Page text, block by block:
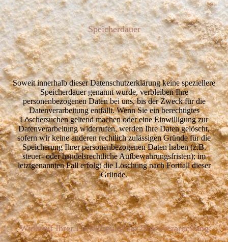
Speicherdauer
Soweit innerhalb dieser Datenschutzerklärung keine speziellere
Speicherdauer genannt wurde, verbleiben Ihre
personenbezogenen Daten bei uns, bis der Zweck für die
Datenverarbeitung entfällt. Wenn Sie ein berechtigtes
Löschersuchen geltend machen oder eine Einwilligung zur
Datenverarbeitung widerrufen, werden Ihre Daten gelöscht,
sofern wir keine anderen rechtlich zulässigen Gründe für die
Speicherung Ihrer personenbezogenen Daten haben (z.B.
steuer- oder handelsrechtliche Aufbewahrungsfristen); im
letztgenannten Fall erfolgt die Löschung nach Fortfall dieser
Gründe.
Widerruf Ihrer Einwilligung zur Datenverarbeitung